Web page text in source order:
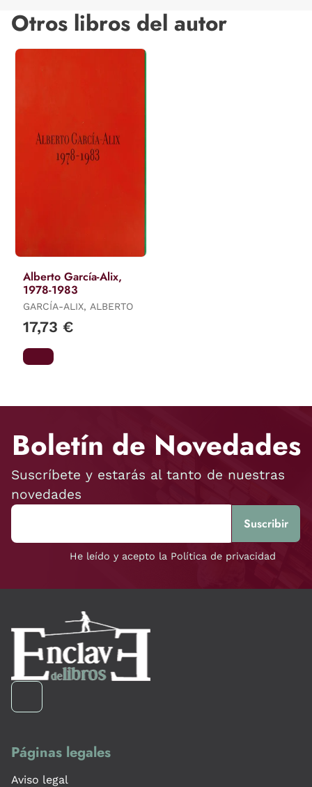
Otros libros del autor
Alberto García-Alix,
1978-1983
GARCÍA-ALIX, ALBERTO
17,73 €
Boletín de Novedades
Suscríbete y estarás al tanto de nuestras
novedades
He leído y acepto la Política de privacidad
Páginas legales
Aviso legal